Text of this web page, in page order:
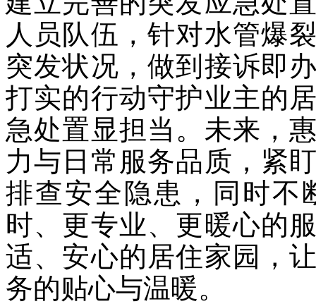
人员队伍，针对水管爆
突发状况，做到接诉即
打实的行动守护业主的
急处置显担当。未来，
力与日常服务品质，紧
排查安全隐患，同时不
时、更专业、更暖心的
适、安心的居住家园，
务的贴心与温暖。